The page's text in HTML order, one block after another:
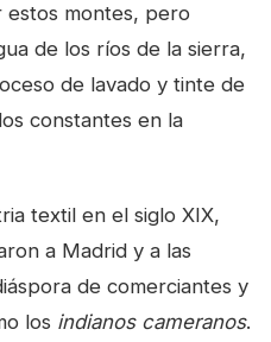
montes, pero
de los ríos de la sierra,
de lavado y tinte de
constantes en la
textil en el siglo XIX,
a Madrid y a las
de comerciantes y
los indianos cameranos.